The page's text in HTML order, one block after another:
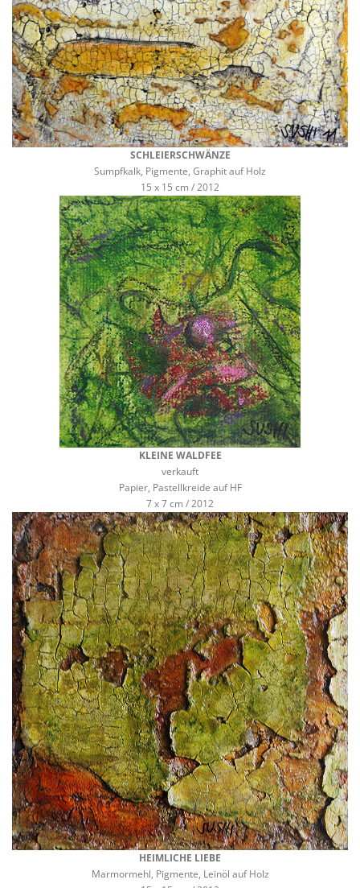
SCHLEIERSCHWÄNZE
Sumpfkalk, Pigmente, Graphit auf Holz
15 x 15 cm / 2012
KLEINE WALDFEE
verkauft
Papier, Pastellkreide auf HF
7 x 7 cm / 2012
HEIMLICHE LIEBE
Marmormehl, Pigmente, Leinöl auf Holz